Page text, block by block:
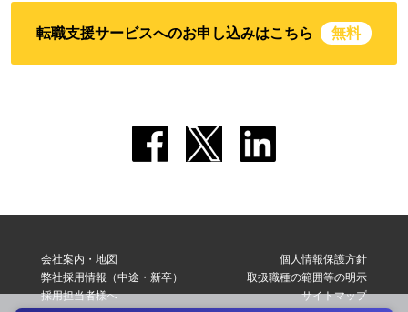
転職支援サービスへのお申し込みはこちら 無料
会社案内・地図
弊社採用情報（中途・新卒）
採用担当者様へ
個人情報保護方針
取扱職種の範囲等の明示
サイトマップ